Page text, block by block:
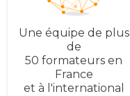
Une équipe de plus
de
50 formateurs en
France
et à l'international